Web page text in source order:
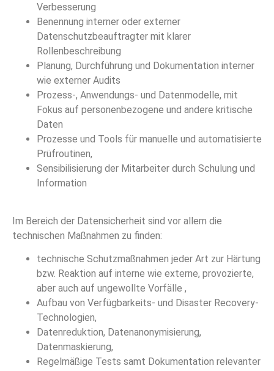
Verbesserung
Benennung interner oder externer
Datenschutzbeauftragter mit klarer
Rollenbeschreibung
Planung, Durchführung und Dokumentation interner
wie externer Audits
Prozess-, Anwendungs- und Datenmodelle, mit
Fokus auf personenbezogene und andere kritische
Daten
Prozesse und Tools für manuelle und automatisierte
Prüfroutinen,
Sensibilisierung der Mitarbeiter durch Schulung und
Information
Im Bereich der Datensicherheit sind vor allem die
technischen Maßnahmen zu finden:
technische Schutzmaßnahmen jeder Art zur Härtung
bzw. Reaktion auf interne wie externe, provozierte,
aber auch auf ungewollte Vorfälle ,
Aufbau von Verfügbarkeits- und Disaster Recovery-
Technologien,
Datenreduktion, Datenanonymisierung,
Datenmaskierung,
Regelmäßige Tests samt Dokumentation relevanter